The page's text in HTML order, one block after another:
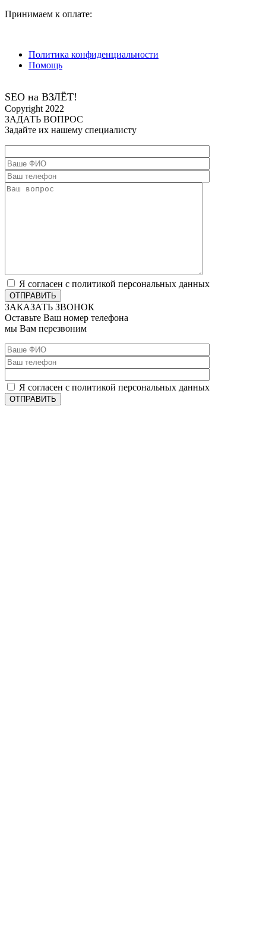
Принимаем к оплате:
Политика конфиденциальности
Помощь
SEO на ВЗЛЁТ!
Сopyright 2022
ЗАДАТЬ ВОПРОС
Задайте их нашему специалисту
Я согласен с политикой персональных данных
ОТПРАВИТЬ
ЗАКАЗАТЬ ЗВОНОК
Оставьте Ваш номер телефона
мы Вам перезвоним
Я согласен с политикой персональных данных
ОТПРАВИТЬ